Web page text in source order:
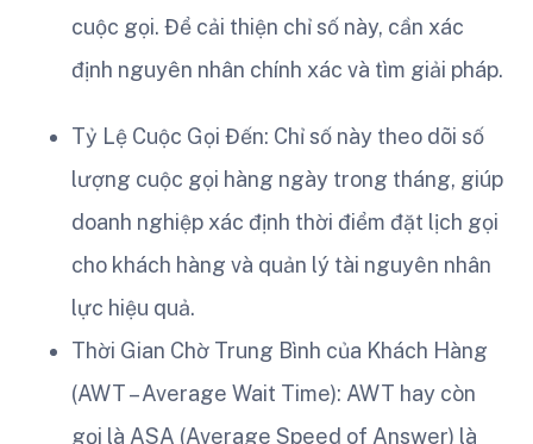
cuộc gọi. Để cải thiện chỉ số này, cần xác
định nguyên nhân chính xác và tìm giải pháp.
Tỷ Lệ Cuộc Gọi Đến: Chỉ số này theo dõi số
lượng cuộc gọi hàng ngày trong tháng, giúp
doanh nghiệp xác định thời điểm đặt lịch gọi
cho khách hàng và quản lý tài nguyên nhân
lực hiệu quả.
Thời Gian Chờ Trung Bình của Khách Hàng
(AWT – Average Wait Time): AWT hay còn
gọi là ASA (Average Speed of Answer) là